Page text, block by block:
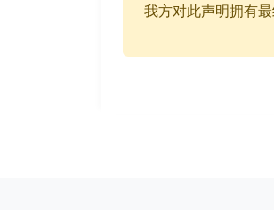
我方对此声明拥有